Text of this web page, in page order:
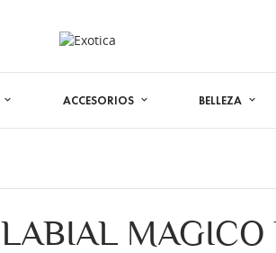
ACCESORIOS BELLEZA
LABIAL MAGICO